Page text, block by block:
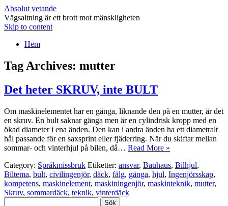
Absolut vetande
Vägsaltning är ett brott mot mänskligheten
Skip to content
Hem
Tag Archives: mutter
Det heter SKRUV, inte BULT
Om maskinelementet har en gänga, liknande den på en mutter, är det
en skruv. En bult saknar gänga men är en cylindrisk kropp med en
ökad diameter i ena änden. Den kan i andra änden ha ett diametralt
hål passande för en saxsprint eller fjäderring. När du skiftar mellan
sommar- och vinterhjul på bilen, då… Read More »
Category: Språkmissbruk Etiketter: ansvar, Bauhaus, Bilhjul,
Biltema, bult, civilingenjör, däck, fälg, gänga, hjul, Ingenjörsskap,
kompetens, maskinelement, maskiningenjör, maskinteknik, mutter,
Skruv, sommardäck, teknik, vinterdäck